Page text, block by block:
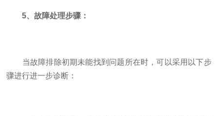
5、故障处理步骤：
当故障排除初期未能找到问题所在时，可以采用以下步
骤进行进一步诊断：